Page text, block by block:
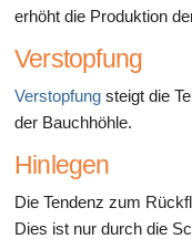
erhöht die Produktion
Verstopfung
Verstopfung steigt die
der Bauchhöhle.
Hinlegen
Die Tendenz zum
Dies ist nur durch die